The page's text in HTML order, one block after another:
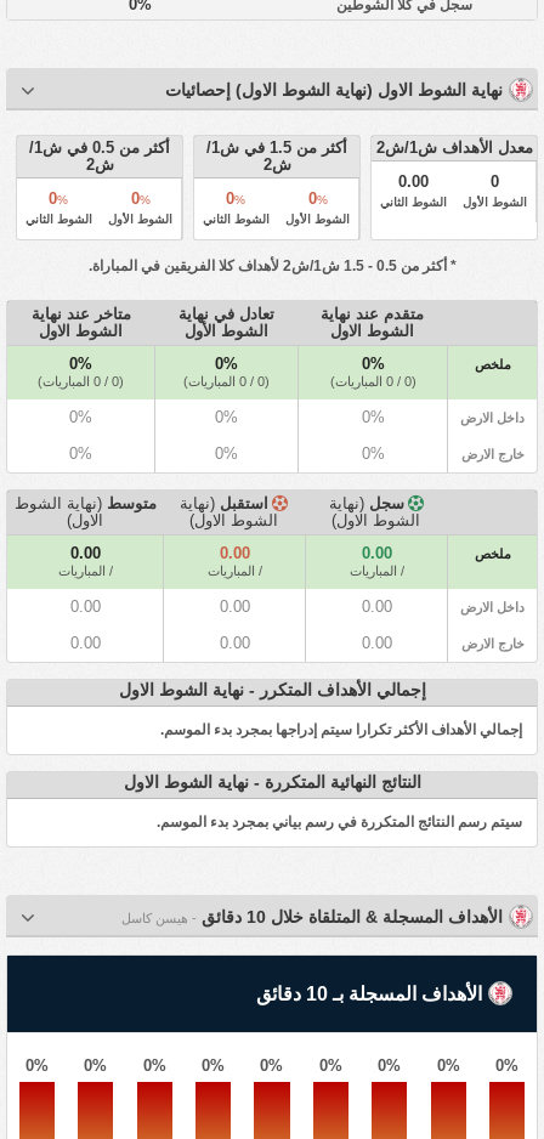
سجل في كلا الشوطين 0%
نهاية الشوط الاول (نهاية الشوط الاول) إحصائيات
معدل الأهداف ش1/ش2
0
الشوط الأول
0.00
الشوط الثاني
أكثر من 1.5 في ش1/
ش2
0%
الشوط الأول
0%
الشوط الثاني
أكثر من 0.5 في ش1/
ش2
0%
الشوط الأول
0%
الشوط الثاني
* أكثر من 0.5 - 1.5 ش1/ش2 لأهداف كلا الفريقين في المباراة.
متقدم عند نهاية
الشوط الاول
تعادل في نهاية
الشوط الأول
متاخر عند نهاية
الشوط الاول
ملخص 0%
(0 / 0 المباريات)
0%
(0 / 0 المباريات)
0%
(0 / 0 المباريات)
داخل الارض 0%
0%
0%
خارج الارض 0%
0%
0%
سجل (نهاية
الشوط الاول)
استقبل (نهاية
الشوط الاول)
متوسط (نهاية الشوط
الاول)
ملخص 0.00
/ المباريات
0.00
/ المباريات
0.00
/ المباريات
داخل الارض 0.00
0.00
0.00
خارج الارض 0.00
0.00
0.00
إجمالي الأهداف المتكرر - نهاية الشوط الاول
إجمالي الأهداف الأكثر تكرارا سيتم إدراجها بمجرد بدء الموسم.
النتائج النهائية المتكررة - نهاية الشوط الاول
سيتم رسم النتائج المتكررة في رسم بياني بمجرد بدء الموسم.
الأهداف المسجلة & المتلقاة خلال 10 دقائق - هيسن كاسل
الأهداف المسجلة بـ 10 دقائق
0% 0% 0% 0% 0% 0% 0% 0% 0%